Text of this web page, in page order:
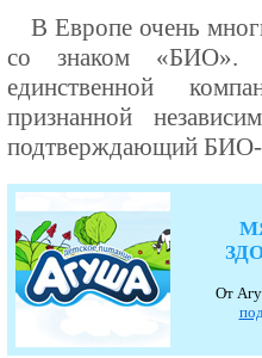
В Европе очень
со знаком «БИО».
единственной
признанной
подтверждающий БИО-
От